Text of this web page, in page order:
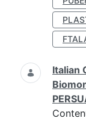
Italian